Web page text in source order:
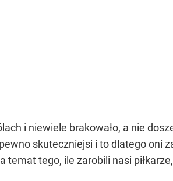
i niewiele brakowało, a nie
skuteczniejsi i to dlatego oni
tego, ile zarobili nasi